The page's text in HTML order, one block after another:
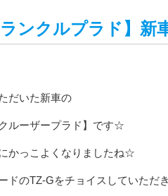
RECRUIT
SERVICE
ンクルプラド】新
だいた新車の
ルーザープラド】です☆
かっこよくなりましたね☆
ドのTZ-Gをチョイスしていただ